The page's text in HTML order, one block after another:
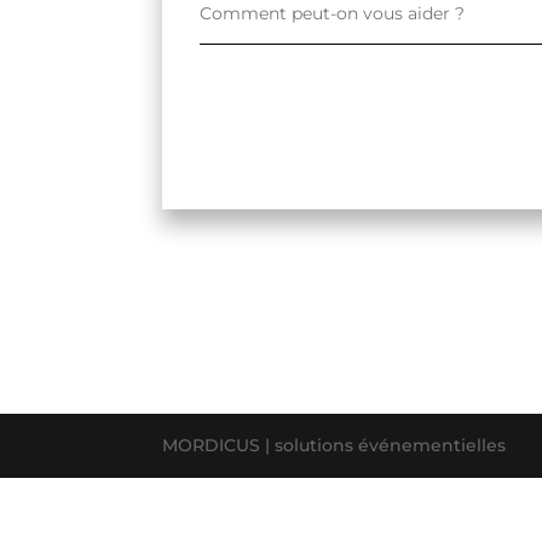
MORDICUS | solutions événementielles